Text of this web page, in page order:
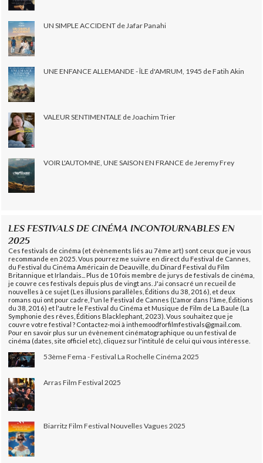
UN SIMPLE ACCIDENT de Jafar Panahi
UNE ENFANCE ALLEMANDE - ÎLE d'AMRUM, 1945 de Fatih Akin
VALEUR SENTIMENTALE de Joachim Trier
VOIR L'AUTOMNE, UNE SAISON EN FRANCE de Jeremy Frey
LES FESTIVALS DE CINÉMA INCONTOURNABLES EN
2025
Ces festivals de cinéma (et évènements liés au 7ème art) sont ceux que je vous
recommande en 2025. Vous pourrez me suivre en direct du Festival de Cannes,
du Festival du Cinéma Américain de Deauville, du Dinard Festival du Film
Britannique et Irlandais... Plus de 10 fois membre de jurys de festivals de cinéma,
je couvre ces festivals depuis plus de vingt ans. J'ai consacré un recueil de
nouvelles à ce sujet (Les illusions parallèles, Éditions du 38, 2016), et deux
romans qui ont pour cadre, l'un le Festival de Cannes (L'amor dans l'âme, Éditions
du 38, 2016) et l'autre le Festival du Cinéma et Musique de Film de La Baule (La
Symphonie des rêves, Éditions Blacklephant, 2023). Vous souhaitez que je
couvre votre festival ? Contactez-moi à inthemoodforfilmfestivals@gmail.com.
Pour en savoir plus sur un évènement cinématographique ou un festival de
cinéma (dates, site officiel etc), cliquez sur l'intitulé de celui qui vous intéresse.
53ème Fema - Festival La Rochelle Cinéma 2025
Arras Film Festival 2025
Biarritz Film Festival Nouvelles Vagues 2025